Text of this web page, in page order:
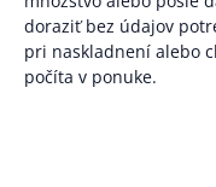
doraziť bez údajov
pri naskladnení alebo
počíta v ponuke.